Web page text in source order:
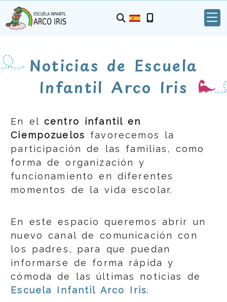
Noticias de Escuela
Infantil Arco Iris
En el centro infantil en
Ciempozuelos
favorecemos la
participación de las familias, como
forma de organización y
funcionamiento en diferentes
momentos de la vida escolar.
En este espacio queremos abrir un
nuevo canal de comunicación con
los padres, para que puedan
informarse de forma rápida y
cómoda de las últimas noticias de
Escuela Infantil Arco Iris.